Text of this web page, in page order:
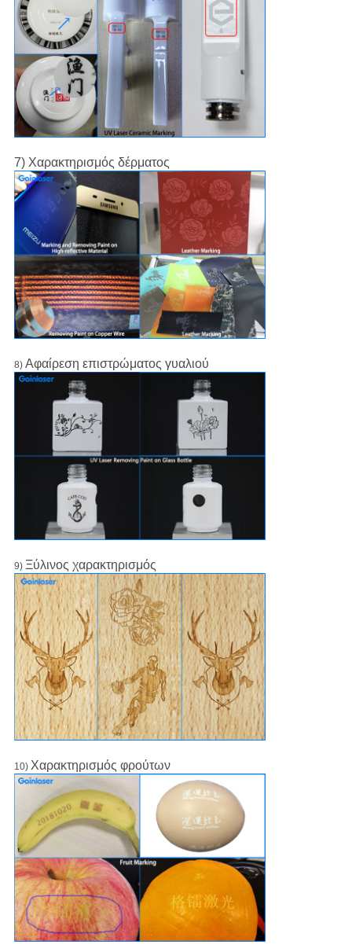
7) Χαρακτηρισμός δέρματος
8) Αφαίρεση επιστρώματος γυαλιού
9) Ξύλινος χαρακτηρισμός
10) Χαρακτηρισμός φρούτων